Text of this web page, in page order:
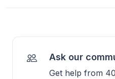
Ask our
Get help from